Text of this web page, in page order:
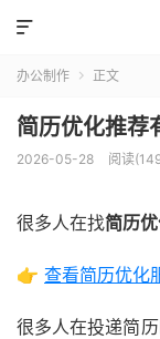

办公制作  正文
简历优化推荐
2026-05-28 阅读
很多人在找简历
👉 查看简历优化
很多人在投递简